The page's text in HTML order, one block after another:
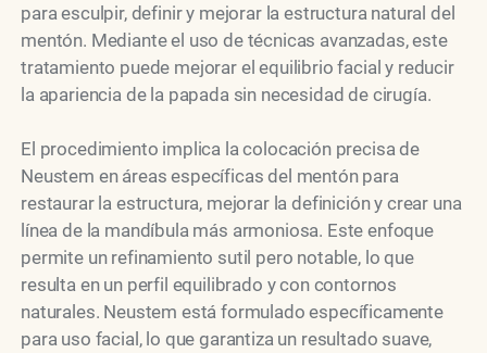
para esculpir, definir y mejorar la estructura natural del
mentón. Mediante el uso de técnicas avanzadas, este
tratamiento puede mejorar el equilibrio facial y reducir
la apariencia de la papada sin necesidad de cirugía.
El procedimiento implica la colocación precisa de
Neustem en áreas específicas del mentón para
restaurar la estructura, mejorar la definición y crear una
línea de la mandíbula más armoniosa. Este enfoque
permite un refinamiento sutil pero notable, lo que
resulta en un perfil equilibrado y con contornos
naturales. Neustem está formulado específicamente
para uso facial, lo que garantiza un resultado suave,